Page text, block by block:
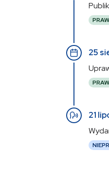
25
21